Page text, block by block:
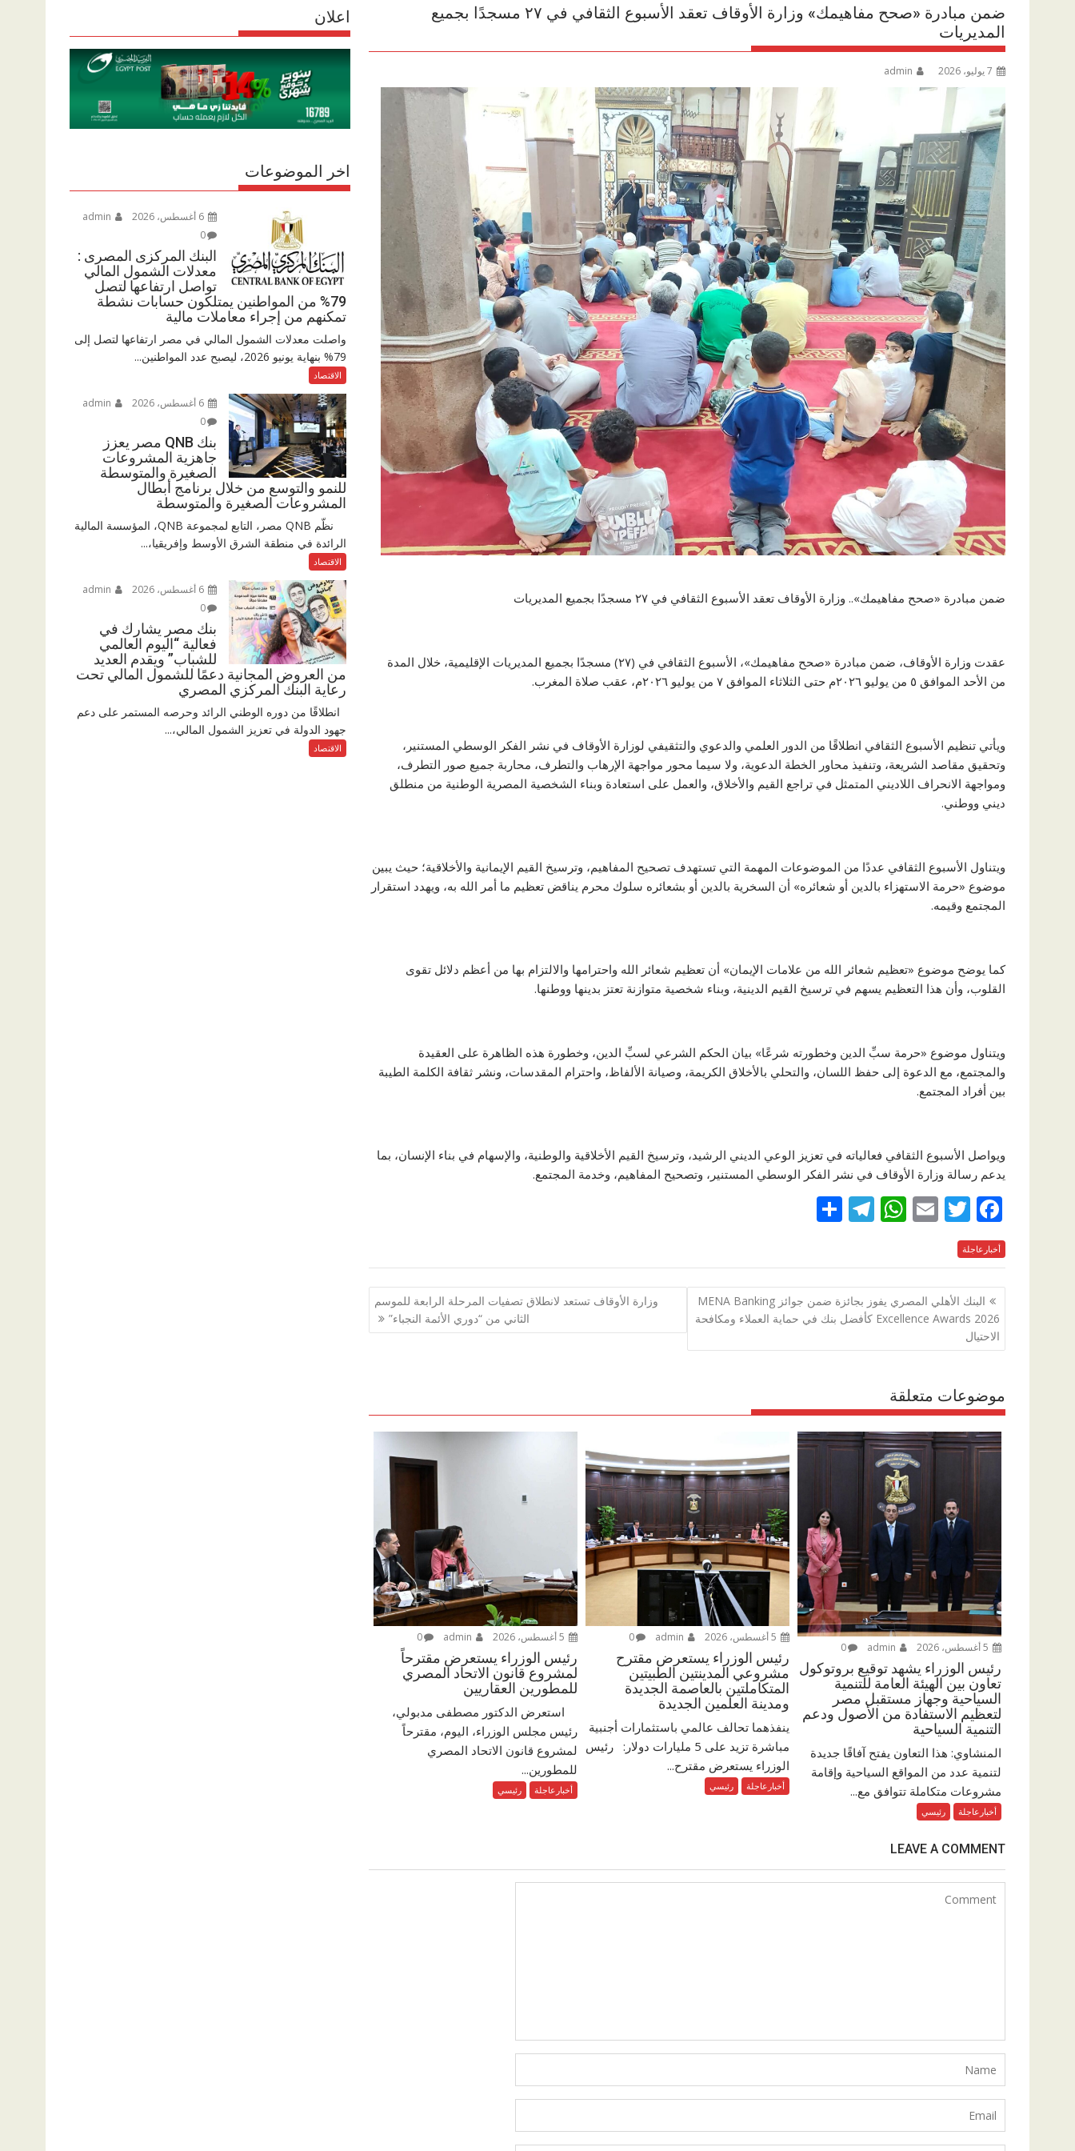
ضمن مبادرة «صحح مفاهيمك» وزارة الأوقاف تعقد الأسبوع الثقافي في ٢٧ مسجدًا بجميع
المديريات
7 يوليو، 2026 admin
ضمن مبادرة «صحح مفاهيمك».. وزارة الأوقاف تعقد الأسبوع الثقافي في ٢٧ مسجدًا بجميع المديريات
عقدت وزارة الأوقاف، ضمن مبادرة «صحح مفاهيمك»، الأسبوع الثقافي في (٢٧) مسجدًا بجميع المديريات الإقليمية، خلال المدة
من الأحد الموافق ٥ من يوليو ٢٠٢٦م حتى الثلاثاء الموافق ٧ من يوليو ٢٠٢٦م، عقب صلاة المغرب.
ويأتي تنظيم الأسبوع الثقافي انطلاقًا من الدور العلمي والدعوي والتثقيفي لوزارة الأوقاف في نشر الفكر الوسطي المستنير،
وتحقيق مقاصد الشريعة، وتنفيذ محاور الخطة الدعوية، ولا سيما محور مواجهة الإرهاب والتطرف، محاربة جميع صور التطرف،
ومواجهة الانحراف اللاديني المتمثل في تراجع القيم والأخلاق، والعمل على استعادة وبناء الشخصية المصرية الوطنية من منطلق
ديني ووطني.
ويتناول الأسبوع الثقافي عددًا من الموضوعات المهمة التي تستهدف تصحيح المفاهيم، وترسيخ القيم الإيمانية والأخلاقية؛ حيث يبين
موضوع «حرمة الاستهزاء بالدين أو شعائره» أن السخرية بالدين أو بشعائره سلوك محرم يناقض تعظيم ما أمر الله به، ويهدد استقرار
المجتمع وقيمه.
كما يوضح موضوع «تعظيم شعائر الله من علامات الإيمان» أن تعظيم شعائر الله واحترامها والالتزام بها من أعظم دلائل تقوى
القلوب، وأن هذا التعظيم يسهم في ترسيخ القيم الدينية، وبناء شخصية متوازنة تعتز بدينها ووطنها.
ويتناول موضوع «حرمة سبِّ الدين وخطورته شرعًا» بيان الحكم الشرعي لسبِّ الدين، وخطورة هذه الظاهرة على العقيدة
والمجتمع، مع الدعوة إلى حفظ اللسان، والتحلي بالأخلاق الكريمة، وصيانة الألفاظ، واحترام المقدسات، ونشر ثقافة الكلمة الطيبة
بين أفراد المجتمع.
ويواصل الأسبوع الثقافي فعالياته في تعزيز الوعي الديني الرشيد، وترسيخ القيم الأخلاقية والوطنية، والإسهام في بناء الإنسان، بما
يدعم رسالة وزارة الأوقاف في نشر الفكر الوسطي المستنير، وتصحيح المفاهيم، وخدمة المجتمع.
F
ac
e
b
o
o
k
T
itt
er
E
ai
l
W
at
s
A
p
T
e
gr
a
ar
e
أخبارعاجلة
تصفّح
المقالات
البنك الأهلي المصري يفوز بجائزة ضمن جوائز MENA Banking
Excellence Awards 2026 كأفضل بنك في حماية العملاء ومكافحة
الاحتيال
وزارة الأوقاف تستعد لانطلاق تصفيات المرحلة الرابعة للموسم
الثاني من “دوري الأئمة النجباء”
موضوعات متعلقة
0
رئيس الوزراء يشهد توقيع بروتوكول
تعاون بين الهيئة العامة للتنمية
السياحية وجهاز مستقبل مصر
لتعظيم الاستفادة من الأصول ودعم
التنمية السياحية
المنشاوي: هذا التعاون يفتح آفاقًا جديدة
لتنمية عدد من المواقع السياحية وإقامة
مشروعات متكاملة تتوافق مع...
أخبارعاجلة رئيسي
0
رئيس الوزراء يستعرض مقترح
مشروعي المدينتين الطبيتين
المتكاملتين بالعاصمة الجديدة
ومدينة العلمين الجديدة
ينفذهما تحالف عالمي باستثمارات أجنبية
مباشرة تزيد على 5 مليارات دولار: رئيس
الوزراء يستعرض مقترح...
أخبارعاجلة رئيسي
0
رئيس الوزراء يستعرض مقترحاً
لمشروع قانون الاتحاد المصري
للمطورين العقاريين
استعرض الدكتور مصطفى مدبولي،
رئيس مجلس الوزراء، اليوم، مقترحاً
لمشروع قانون الاتحاد المصري
للمطورين...
أخبارعاجلة رئيسي
LEAVE A COMMENT
اعلان
اخر الموضوعات
0
البنك المركزى المصرى :
معدلات الشمول المالي
تواصل ارتفاعها لتصل
79% من المواطنين يمتلكون حسابات نشطة
تمكنهم من إجراء معاملات مالية
واصلت معدلات الشمول المالي في مصر ارتفاعها لتصل إلى
79% بنهاية يونيو 2026، ليصبح عدد المواطنين...
الاقتصاد
0
بنك QNB مصر يعزز
جاهزية المشروعات
الصغيرة والمتوسطة
للنمو والتوسع من خلال برنامج أبطال
المشروعات الصغيرة والمتوسطة
نظّم QNB مصر، التابع لمجموعة QNB، المؤسسة المالية
الرائدة في منطقة الشرق الأوسط وإفريقيا،...
الاقتصاد
0
بنك مصر يشارك في
فعالية “اليوم العالمي
للشباب” ويقدم العديد
من العروض المجانية دعمًا للشمول المالي تحت
رعاية البنك المركزي المصري
انطلاقًا من دوره الوطني الرائد وحرصه المستمر على دعم
جهود الدولة في تعزيز الشمول المالي،...
الاقتصاد